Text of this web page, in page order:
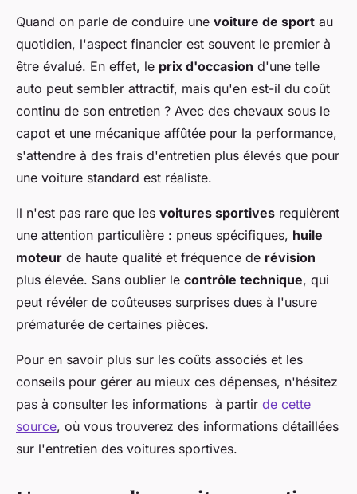
Quand on parle de conduire une voiture de sport au
quotidien, l'aspect financier est souvent le premier à
être évalué. En effet, le prix d'occasion d'une telle
auto peut sembler attractif, mais qu'en est-il du coût
continu de son entretien ? Avec des chevaux sous le
capot et une mécanique affûtée pour la performance,
s'attendre à des frais d'entretien plus élevés que pour
une voiture standard est réaliste.
Il n'est pas rare que les voitures sportives requièrent
une attention particulière : pneus spécifiques, huile
moteur de haute qualité et fréquence de révision
plus élevée. Sans oublier le contrôle technique, qui
peut révéler de coûteuses surprises dues à l'usure
prématurée de certaines pièces.
Pour en savoir plus sur les coûts associés et les
conseils pour gérer au mieux ces dépenses, n'hésitez
pas à consulter les informations à partir de cette
source, où vous trouverez des informations détaillées
sur l'entretien des voitures sportives.